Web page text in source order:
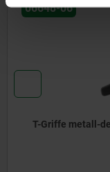
06
metall-